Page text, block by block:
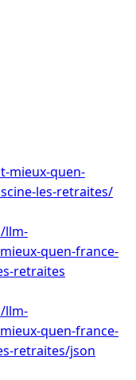
mieux-quen-
les-retraites/
llm-
quen-france-
retraites
llm-
quen-france-
retraites/json